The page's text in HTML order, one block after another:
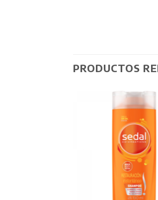
PRODUCTOS